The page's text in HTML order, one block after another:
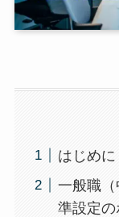
はじめに
一般職
準設定の